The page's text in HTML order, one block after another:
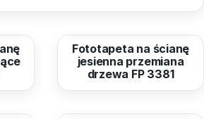
od40,96 zł
Fototapeta na ścianę
jesienna przemiana
drzewa FP 3381
od40,96 zł